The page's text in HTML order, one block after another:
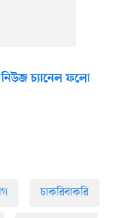
চ্যানেল ফলো
চাকরিবাকরি